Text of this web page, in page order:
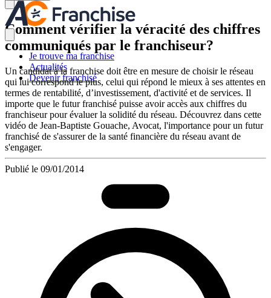
Je trouve ma franchise
Actualités
Devenir franchisé
Comment vérifier la véracité des chiffres
communiqués par le franchiseur?
Un candidat à la franchise doit être en mesure de choisir le réseau
qui lui correspond le plus, celui qui répond le mieux à ses attentes en
termes de rentabilité, d’investissement, d'activité et de services. Il
importe que le futur franchisé puisse avoir accès aux chiffres du
franchiseur pour évaluer la solidité du réseau. Découvrez dans cette
vidéo de Jean-Baptiste Gouache, Avocat, l'importance pour un futur
franchisé de s'assurer de la santé financière du réseau avant de
s'engager.
Publié le 09/01/2014